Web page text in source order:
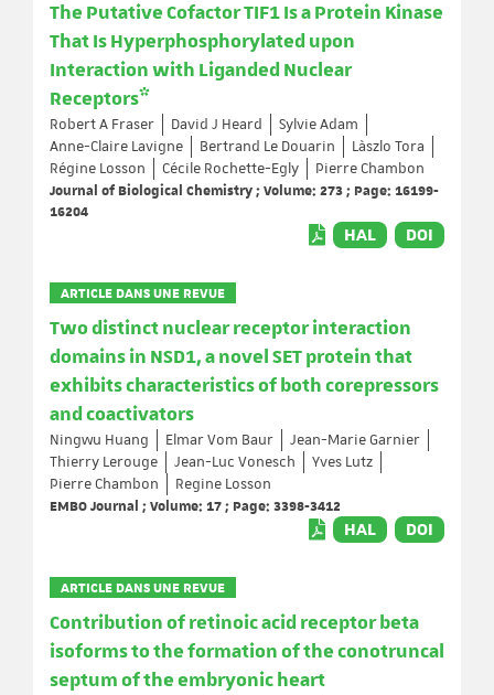
The Putative Cofactor TIF1 Is a Protein Kinase
That Is Hyperphosphorylated upon
Interaction with Liganded Nuclear
Receptors*
Robert A Fraser David J Heard
Sylvie Adam
Anne-Claire Lavigne
Bertrand Le Douarin
Làszlo Tora
Régine Losson
Cécile Rochette-Egly
Pierre Chambon
Journal of Biological Chemistry ; Volume: 273 ; Page: 16199-
16204
HAL DOI
ARTICLE DANS UNE REVUE
Two distinct nuclear receptor interaction
domains in NSD1, a novel SET protein that
exhibits characteristics of both corepressors
and coactivators
Ningwu Huang Elmar Vom Baur
Jean-Marie Garnier
Thierry Lerouge
Jean-Luc Vonesch
Yves Lutz
Pierre Chambon
Regine Losson
EMBO Journal ; Volume: 17 ; Page: 3398-3412
HAL DOI
ARTICLE DANS UNE REVUE
Contribution of retinoic acid receptor beta
isoforms to the formation of the conotruncal
septum of the embryonic heart